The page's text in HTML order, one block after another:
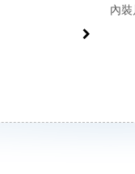
內